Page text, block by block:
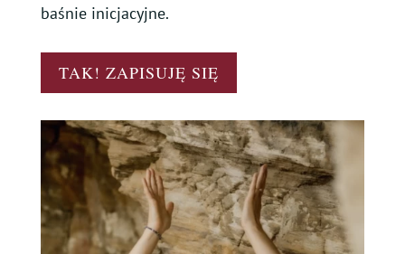
baśnie inicjacyjne.
TAK! ZAPISUJĘ SIĘ